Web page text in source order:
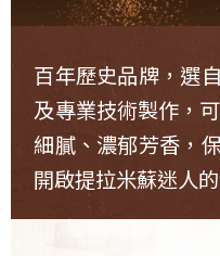
百年歷史品牌，選
及專業技術製作，
細膩、濃郁芳香，
開啟提拉米蘇迷人